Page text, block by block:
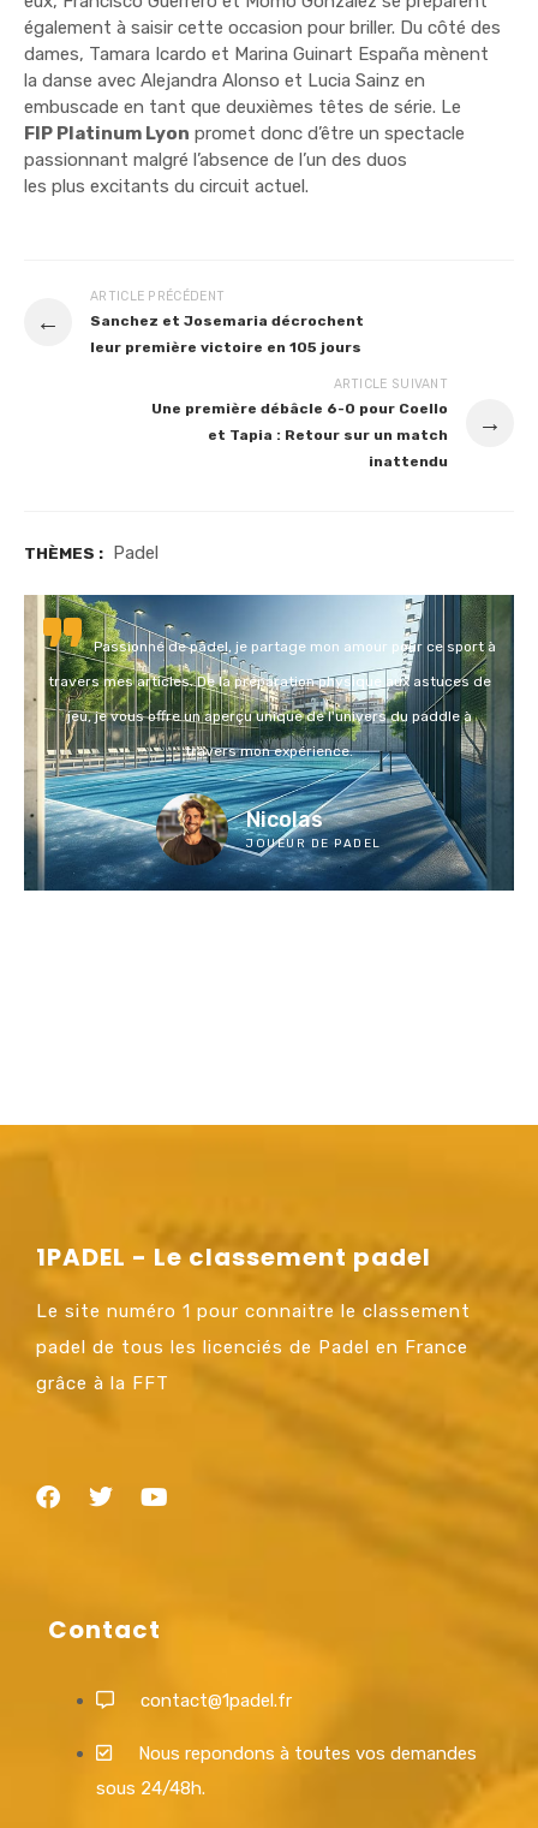
également à saisir cette occasion pour briller. Du côté des
dames, Tamara Icardo et Marina Guinart España mènent
la danse avec Alejandra Alonso et Lucia Sainz en
embuscade en tant que deuxièmes têtes de série. Le
FIP Platinum Lyon promet donc d’être un spectacle
passionnant malgré l’absence de l’un des duos
les plus excitants du circuit actuel.
←
ARTICLE PRÉCÉDENT
Sanchez et Josemaria décrochent
leur première victoire en 105 jours
ARTICLE SUIVANT
Une première débâcle 6-0 pour Coello
et Tapia : Retour sur un match
inattendu
→
THÈMES : Padel
Passionné de padel, je partage mon amour pour ce sport à
travers mes articles. De la préparation physique aux astuces de
jeu, je vous offre un aperçu unique de l'univers du paddle à
travers mon expérience.
Nicolas
JOUEUR DE PADEL
1PADEL - Le classement padel
Le site numéro 1 pour connaitre le classement
padel de tous les licenciés de Padel en France
grâce à la FFT
Contact
contact@1padel.fr
Nous repondons à toutes vos demandes
sous 24/48h.